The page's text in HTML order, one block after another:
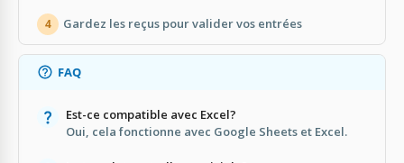
4 Gardez les reçus pour valider vos entrées
FAQ
Est-ce compatible avec Excel?
Oui, cela fonctionne avec Google Sheets et Excel.